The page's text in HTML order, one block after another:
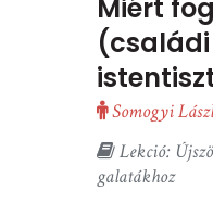
Miért
(családi
Somogyi
Lekció:
galatákhoz